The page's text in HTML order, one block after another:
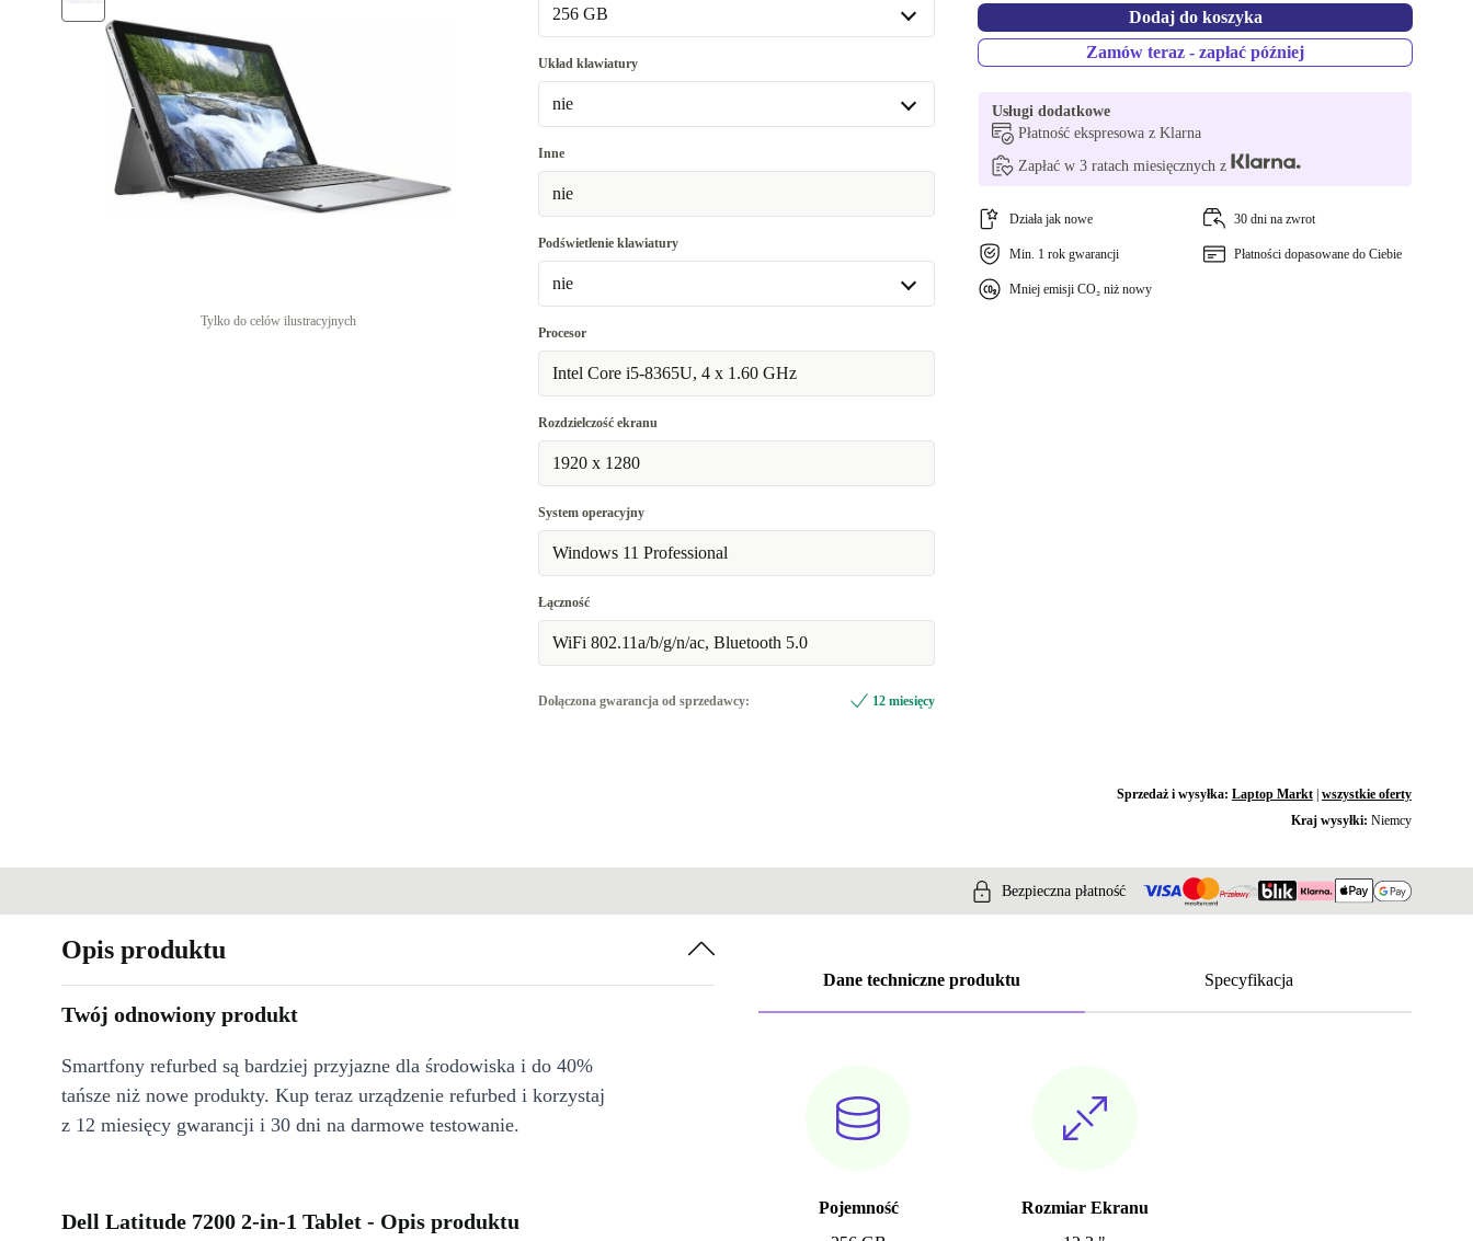
Tylko do celów ilustracyjnych
Dostępne w innych wariantach
16.0 GB +558,87 zł
256 GB
256 GB
512 GB +864,11 zł
Układ klawiatury
nie
nie
DE (QWERTZ) +558,87 zł
Inne
nie
Podświetlenie klawiatury
nie
nie
tak +558,87 zł
Procesor
Intel Core i5-8365U, 4 x 1.60 GHz
Rozdzielczość ekranu
1920 x 1280
System operacyjny
Windows 11 Professional
Łączność
WiFi 802.11a/b/g/n/ac, Bluetooth 5.0
Dołączona gwarancja od sprzedawcy: 12 miesięcy
Dodaj do koszyka
Zamów teraz - zapłać później
Usługi dodatkowe
Płatność ekspresowa z Klarna
Zapłać w 3 ratach miesięcznych z
Działa jak nowe 30 dni na zwrot
Min. 1 rok gwarancji Płatności dopasowane do Ciebie
Mniej emisji CO₂ niż nowy
Sprzedaż i wysyłka: Laptop Markt| wszystkie oferty
Kraj wysyłki: Niemcy
Bezpieczna płatność
Dane techniczne produktu Specyfikacja
Pojemność
Rozmiar Ekranu
Opis produktu
Twój odnowiony produkt
Smartfony refurbed są bardziej przyjazne dla środowiska i do 40%
tańsze niż nowe produkty. Kup teraz urządzenie refurbed i korzystaj
z 12 miesięcy gwarancji i 30 dni na darmowe testowanie.
Dell Latitude 7200 2-in-1 Tablet - Opis produktu